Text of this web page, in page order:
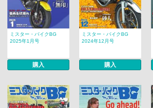
ミスター・バイクBG
2025年1月号
購入
ミスター・バイクBG
2024年12月号
購入